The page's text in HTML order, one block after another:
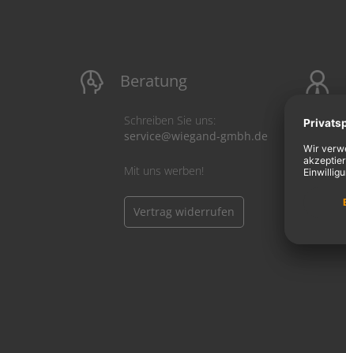
Beratung
Schreiben Sie uns:
service@wiegand-gmbh.de
Mit uns werben!
Vertrag widerrufen